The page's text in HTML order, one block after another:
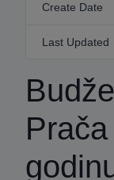
Create Date
Last Updated